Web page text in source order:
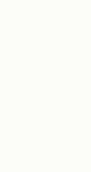
Aixe-
Nature &